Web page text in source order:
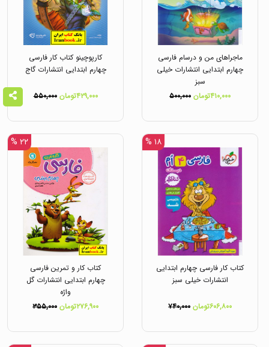
ماجراهای من و درسام فارسی
چهارم ابتدایی انتشارات خیلی
سبز
۴۱۰,۰۰۰تومان
۵۰۰,۰۰۰
کارپوچینو کتاب کار فارسی
چهارم ابتدایی انتشارات گاج
۴۲۹,۰۰۰تومان ۵۵۰,۰۰۰
۱۸ %
کتاب کار فارسی چهارم ابتدایی
انتشارات خیلی سبز
۶۰۶,۸۰۰تومان ۷۴۰,۰۰۰
۲۲ %
کتاب کار و تمرین فارسی
چهارم ابتدایی انتشارات گل
واژه
۲۷۶,۹۰۰تومان
۳۵۵,۰۰۰